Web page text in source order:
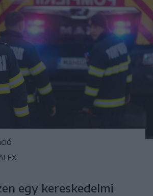
egy kereskedelmi